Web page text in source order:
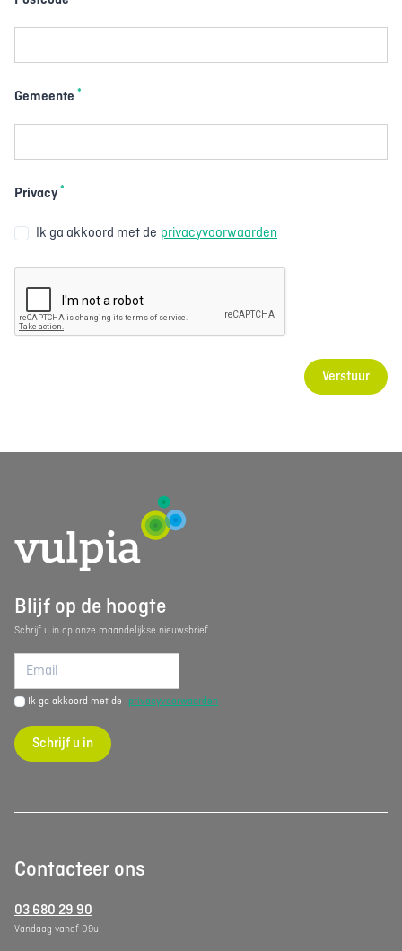
Gemeente *
Privacy *
Ik ga akkoord met de privacyvoorwaarden
Verstuur
Blijf op de hoogte
Schrijf u in op onze maandelijkse nieuwsbrief
Ik ga akkoord met de privacyvoorwaarden
Schrijf u in
Contacteer ons
03 680 29 90
Vandaag vanaf 09u